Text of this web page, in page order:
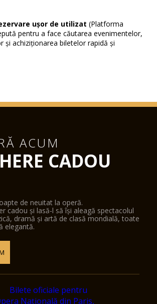
ușor de utilizat(Platforma
pentru a face căutarea evenimentelor,
și achiziționarea biletelor rapidă și
ACUM
CADOU
de neuitat la operă.
cadou și lasă-l să își aleagă spectacolul
dramă și artă de clasă mondială, toate
elegantă.